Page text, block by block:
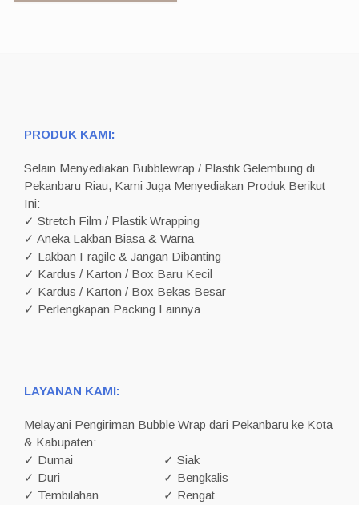
PRODUK KAMI:
Selain Menyediakan Bubblewrap / Plastik Gelembung di
Pekanbaru Riau, Kami Juga Menyediakan Produk Berikut
Ini:
✓ Stretch Film / Plastik Wrapping
✓ Aneka Lakban Biasa & Warna
✓ Lakban Fragile & Jangan Dibanting
✓ Kardus / Karton / Box Baru Kecil
✓ Kardus / Karton / Box Bekas Besar
✓ Perlengkapan Packing Lainnya
LAYANAN KAMI:
Melayani Pengiriman Bubble Wrap dari Pekanbaru ke Kota
& Kabupaten:
✓ Dumai
✓ Siak
✓ Duri
✓ Bengkalis
✓ Tembilahan
✓ Rengat